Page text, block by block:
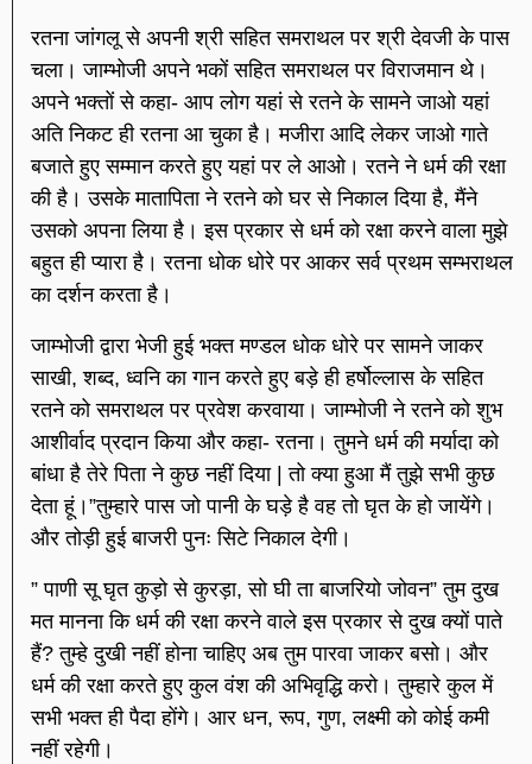
रतना जांगलू से अपनी श्री सहित समराथल पर श्री देवजी के पास
चला। जाम्भोजी अपने भकों सहित समराथल पर विराजमान थे।
अपने भक्तों से कहा- आप लोग यहां से रतने के सामने जाओ यहां
अति निकट ही रतना आ चुका है। मजीरा आदि लेकर जाओ गाते
बजाते हुए सम्मान करते हुए यहां पर ले आओ। रतने ने धर्म की रक्षा
की है। उसके मातापिता ने रतने को घर से निकाल दिया है, मैंने
उसको अपना लिया है। इस प्रकार से धर्म को रक्षा करने वाला मुझे
बहुत ही प्यारा है। रतना धोक धोरे पर आकर सर्व प्रथम सम्भराथल
का दर्शन करता है।
जाम्भोजी द्वारा भेजी हुई भक्त मण्डल धोक धोरे पर सामने जाकर
साखी, शब्द, ध्वनि का गान करते हुए बड़े ही हर्षोल्लास के सहित
रतने को समराथल पर प्रवेश करवाया। जाम्भोजी ने रतने को शुभ
आशीर्वाद प्रदान किया और कहा- रतना। तुमने धर्म की मर्यादा को
बांधा है तेरे पिता ने कुछ नहीं दिया | तो क्या हुआ मैं तुझे सभी कुछ
देता हूं।”तुम्हारे पास जो पानी के घड़े है वह तो घृत के हो जायेंगे।
और तोड़ी हुई बाजरी पुनः सिटे निकाल देगी।
” पाणी सू घृत कुड़ो से कुरड़ा, सो घी ता बाजरियो जोवन” तुम दुख
मत मानना कि धर्म की रक्षा करने वाले इस प्रकार से दुख क्यों पाते
हैं? तुम्हे दुखी नहीं होना चाहिए अब तुम पारवा जाकर बसो। और
धर्म की रक्षा करते हुए कुल वंश की अभिवृद्धि करो। तुम्हारे कुल में
सभी भक्त ही पैदा होंगे। आर धन, रूप, गुण, लक्ष्मी को कोई कमी
नहीं रहेगी।